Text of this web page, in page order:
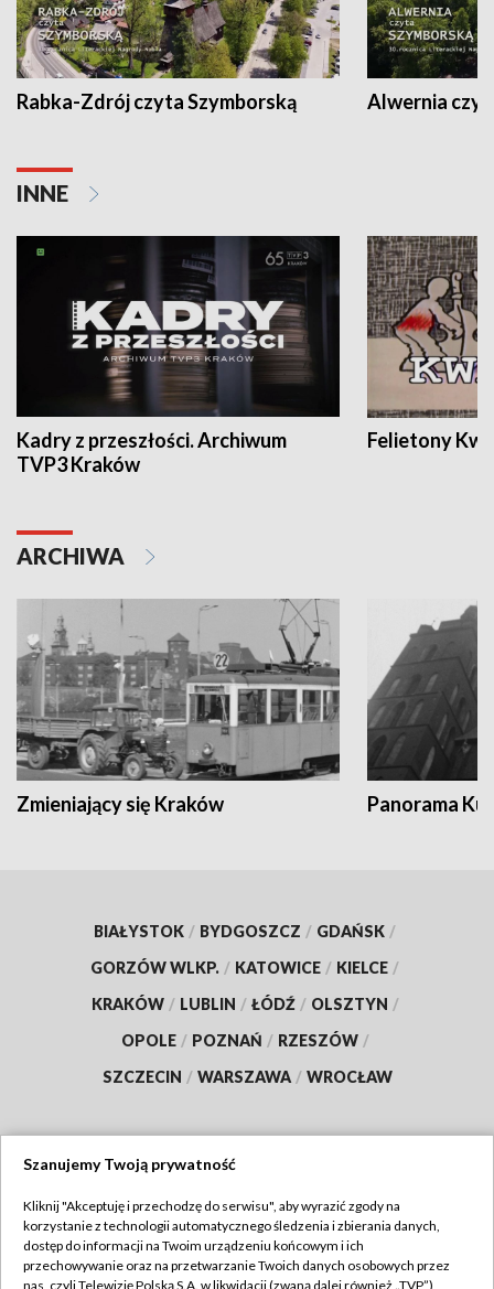
Rabka-Zdrój czyta Szymborską Alwernia
INNE
Kadry z przeszłości. Archiwum
TVP3 Kraków
Felietony
ARCHIWA
Zmieniający się Kraków Panorama
BIAŁYSTOK / BYDGOSZCZ / GDAŃSK /
GORZÓW WLKP. / KATOWICE / KIELCE /
KRAKÓW / LUBLIN / ŁÓDŹ / OLSZTYN /
OPOLE / POZNAŃ / RZESZÓW /
SZCZECIN / WARSZAWA / WROCŁAW
TVP
Abonament TVP
Regulamin TVP
Szanujemy Twoją prywatność
Kliknij "Akceptuję i przechodzę do serwisu", aby wyrazić zgody na
korzystanie z technologii automatycznego śledzenia i zbierania danych,
dostęp do informacji na Twoim urządzeniu końcowym i ich
przechowywanie oraz na przetwarzanie Twoich danych osobowych przez
nas, czyli Telewizję Polską S.A. w likwidacji (zwaną dalej również „TVP”),